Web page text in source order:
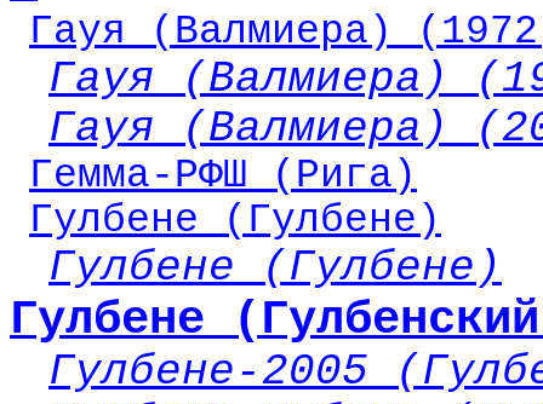
Гауя (Валмиера)
Гауя (Валмиера)
Гауя (Валмиера)
Гемма-РФШ (Рига)
Гулбене (Гулбене)
Гулбене (Гулбене)
Гулбене
Гулбене-2005